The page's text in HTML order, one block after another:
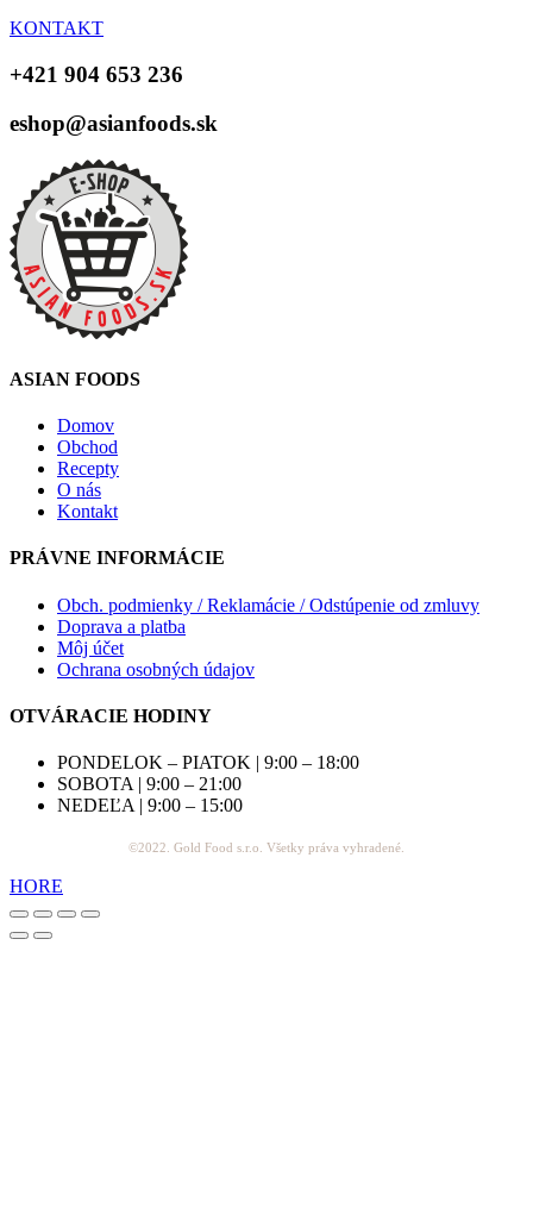
KONTAKT
+421 904 653 236
eshop@asianfoods.sk
ASIAN FOODS
Domov
Obchod
Recepty
O nás
Kontakt
PRÁVNE INFORMÁCIE
Obch. podmienky / Reklamácie / Odstúpenie od zmluvy
Doprava a platba
Môj účet
Ochrana osobných údajov
OTVÁRACIE HODINY
PONDELOK – PIATOK | 9:00 – 18:00
SOBOTA | 9:00 – 21:00
NEDEĽA | 9:00 – 15:00
©2022. Gold Food s.r.o. Všetky práva vyhradené.
HORE